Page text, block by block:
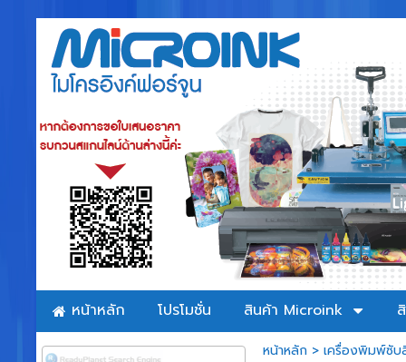
หน้าหลัก โปรโมชั่น สินค้า Microink
หน้าหลัก> เครื่องพิมพ์ซับ